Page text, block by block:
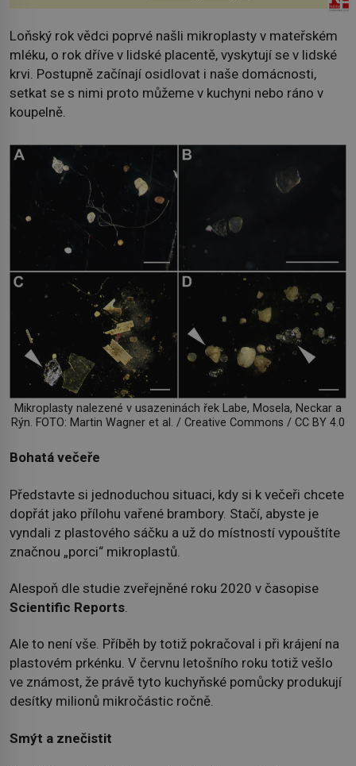
Loňský rok vědci poprvé našli mikroplasty v mateřském
mléku, o rok dříve v lidské placentě, vyskytují se v lidské
krvi. Postupně začínají osidlovat i naše domácnosti,
setkat se s nimi proto můžeme v kuchyni nebo ráno v
koupelně.
Mikroplasty nalezené v usazeninách řek Labe, Mosela, Neckar a
Rýn. FOTO: Martin Wagner et al. / Creative Commons / CC BY 4.0
Bohatá večeře
Představte si jednoduchou situaci, kdy si k večeři chcete
dopřát jako přílohu vařené brambory. Stačí, abyste je
vyndali z plastového sáčku a už do místností vypouštíte
značnou „porci“ mikroplastů.
Alespoň dle studie zveřejněné roku 2020 v časopise
Scientific Reports.
Ale to není vše. Příběh by totiž pokračoval i při krájení na
plastovém prkénku. V červnu letošního roku totiž vešlo
ve známost, že právě tyto kuchyňské pomůcky produkují
desítky milionů mikročástic ročně.
Smýt a znečistit